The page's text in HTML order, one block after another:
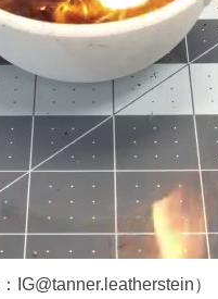
IG@tanner.leatherstein）